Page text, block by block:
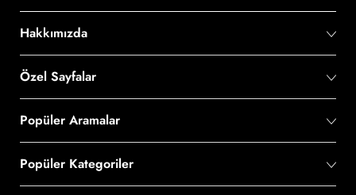
Hakkımızda
Özel Sayfalar
Popüler Aramalar
Popüler Kategoriler